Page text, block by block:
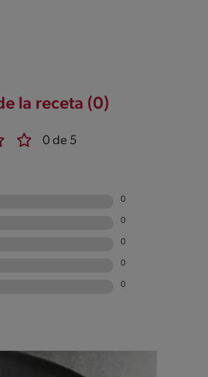
la receta (0)
0 de 5
0
0
0
0
0